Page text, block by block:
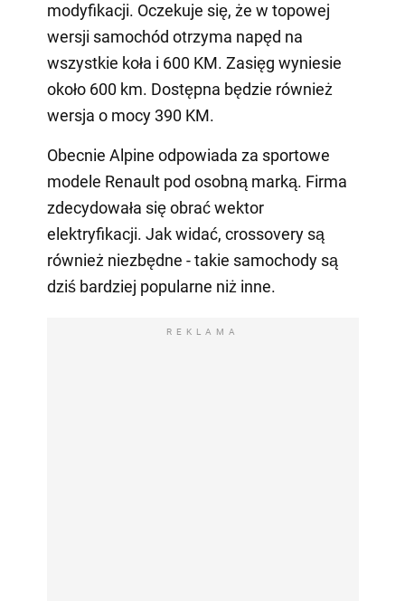
modyfikacji. Oczekuje się, że w topowej
wersji samochód otrzyma napęd na
wszystkie koła i 600 KM. Zasięg wyniesie
około 600 km. Dostępna będzie również
wersja o mocy 390 KM.
Obecnie Alpine odpowiada za sportowe
modele Renault pod osobną marką. Firma
zdecydowała się obrać wektor
elektryfikacji. Jak widać, crossovery są
również niezbędne - takie samochody są
dziś bardziej popularne niż inne.
REKLAMA